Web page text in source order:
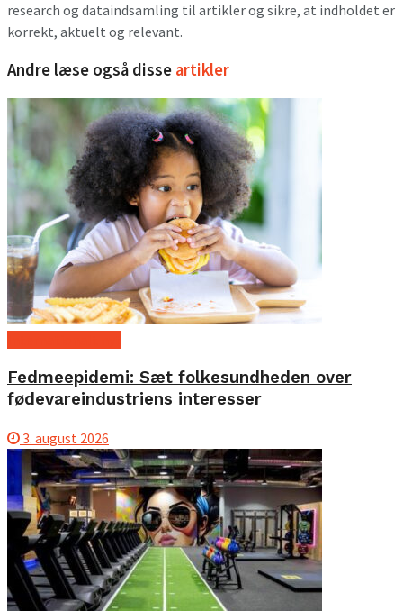
research og dataindsamling til artikler og sikre, at indholdet er
korrekt, aktuelt og relevant.
Andre læse også disse artikler
Fedmeepidemi: Sæt folkesundheden over
fødevareindustriens interesser
3. august 2026